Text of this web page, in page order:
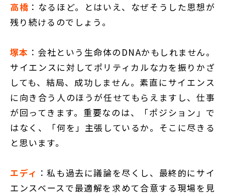
高橋 ：なるほど。とはいえ、なぜそうした思想が
残り続けるのでしょう。
塚本 ：会社という生命体のDNAかもしれません。
サイエンスに対してポリティカルな力を振りかざ
しても、結局、成功しません。素直にサイエンス
に向き合う人のほうが任せてもらえますし、仕事
が回ってきます。重要なのは、「ポジション」で
はなく、「何を」主張しているか。そこに尽きる
と思います。
エディ ：私も過去に議論を尽くし、最終的にサイ
エンスベースで最適解を求めて合意する現場を見